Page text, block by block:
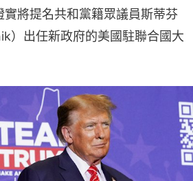
實將提名共和黨籍眾議員斯蒂芬
）出任新政府的美國駐聯合國大